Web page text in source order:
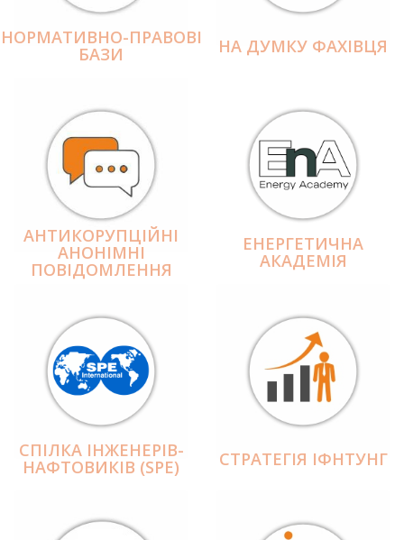
НОРМАТИВНО-ПРАВОВІ
БАЗИ НА ДУМКУ ФАХІВЦЯ
АНТИКОРУПЦІЙНІ
АНОНІМНІ
ПОВІДОМЛЕННЯ
ЕНЕРГЕТИЧНА
АКАДЕМІЯ
СПІЛКА ІНЖЕНЕРІВ-
НАФТОВИКІВ (SPE) СТРАТЕГІЯ ІФНТУНГ